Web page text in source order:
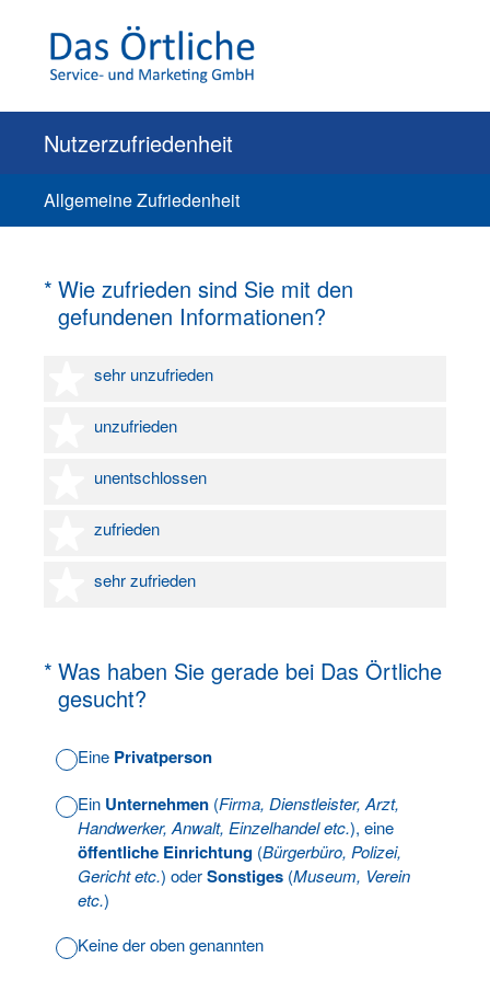
Nutzerzufriedenheit
Allgemeine Zufriedenheit
* Wie zufrieden sind Sie mit den
gefundenen Informationen?
(Erforderlich.)
sehr unzufrieden
1 Stern
unzufrieden
2 Sterne
unentschlossen
3 Sterne
zufrieden
4 Sterne
sehr zufrieden
5 Sterne
* Was haben Sie gerade bei Das Örtliche
gesucht?
(Erforderlich.)
Eine Privatperson
Ein Unternehmen (Firma, Dienstleister, Arzt,
Handwerker, Anwalt, Einzelhandel etc.), eine
öffentliche Einrichtung (Bürgerbüro, Polizei,
Gericht etc.) oderSonstiges (Museum, Verein
etc.)
Keine der oben genannten